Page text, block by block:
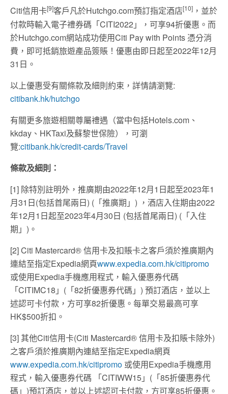
Citi信用卡[9]客戶凡於Hutchgo.com預訂指定酒店[10] ，並於
付款時輸入電子禮券碼「CITI2022」，可享94折優惠。而
於Hutchgo.com網站成功使用Citi Pay with Points 憑分消
費，即可抵銷旅遊產品簽賬！優惠由即日起至2022年12月
31日。
以上優惠受有關條款及細則約束，詳情請瀏覽:
citibank.hk/hutchgo
有關更多旅遊相關尊屬禮遇（當中包括Hotels.com、
kkday、HKTaxi及蘇黎世保險），可瀏
覽:citibank.hk/credit-cards/Travel
條款及細則：
[1] 除特別註明外，推廣期由2022年12月1日起至2023年1
月31日(包括首尾兩日) (「推廣期」) ，酒店入住期由2022
年12月1日起至2023年4月30日 (包括首尾兩日) (「入住
期」)。
[2] Citi Mastercard® 信用卡及扣賬卡之客戶須於推廣期內
連結至指定Expedia網頁www.expedia.com.hk/citipromo
或使用Expedia手機應用程式，輸入優惠券代碼
「CITIMC18」(「82折優惠券代碼」) 預訂酒店，並以上
述認可卡付款，方可享82折優惠。每單交易最高可享
HK$500折扣。
[3] 其他Citi信用卡(Citi Mastercard® 信用卡及扣賬卡除外)
之客戶須於推廣期內連結至指定Expedia網頁
www.expedia.com.hk/citipromo 或使用Expedia手機應用
程式，輸入優惠券代碼 「CITIWW15」(「85折優惠券代
碼」)預訂酒店，並以上述認可卡付款，方可享85折優惠。